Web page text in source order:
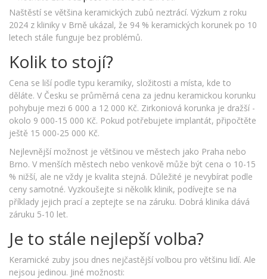
Naštěstí se většina keramických zubů neztrácí. Výzkum z roku
2024 z kliniky v Brně ukázal, že 94 % keramických korunek po 10
letech stále funguje bez problémů.
Kolik to stojí?
Cena se liší podle typu keramiky, složitosti a místa, kde to
děláte. V Česku se průměrná cena za jednu keramickou korunku
pohybuje mezi 6 000 a 12 000 Kč. Zirkoniová korunka je dražší -
okolo 9 000-15 000 Kč. Pokud potřebujete implantát, připočtěte
ještě 15 000-25 000 Kč.
Nejlevnější možnost je většinou ve městech jako Praha nebo
Brno. V menších městech nebo venkově může být cena o 10-15
% nižší, ale ne vždy je kvalita stejná. Důležité je nevybírat podle
ceny samotné. Vyzkoušejte si několik klinik, podívejte se na
příklady jejich prací a zeptejte se na záruku. Dobrá klinika dává
záruku 5-10 let.
Je to stále nejlepší volba?
Keramické zuby jsou dnes nejčastější volbou pro většinu lidí. Ale
nejsou jedinou. Jiné možnosti: